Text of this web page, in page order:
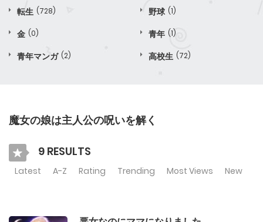
転生 (728) 野球 (1)
金 (0) 青年 (1)
青年マンガ (2) 高校生 (72)
魔女の娘は主人公の呪いを解く
9 RESULTS
Latest A-Z Rating Trending Most Views New